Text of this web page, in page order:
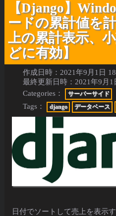
【Django】
ードの累計値を
上の累計表示、
どに有効】
作成日時： 2021年9月1日
最終更新日時： 2021年9月1
Categories：
サーバーサイド
Tags： django データベース
日付でソートして売上を表示